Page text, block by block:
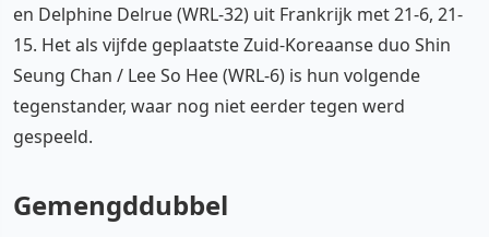
en Delphine Delrue (WRL-32) uit Frankrijk met 21-6, 21-
15. Het als vijfde geplaatste Zuid-Koreaanse duo Shin
Seung Chan / Lee So Hee (WRL-6) is hun volgende
tegenstander, waar nog niet eerder tegen werd
gespeeld.
Gemengddubbel